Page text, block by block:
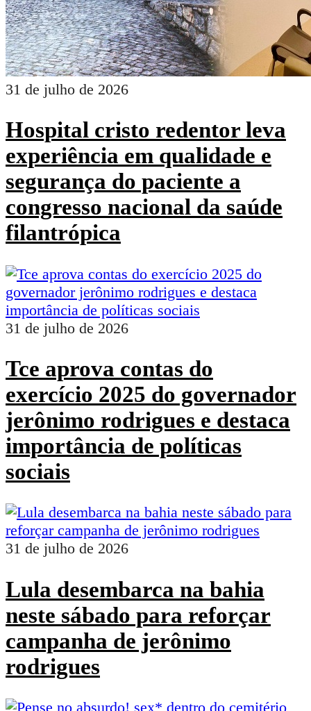
31 de julho de 2026
Hospital cristo redentor leva
experiência em qualidade e
segurança do paciente a
congresso nacional da saúde
filantrópica
31 de julho de 2026
Tce aprova contas do
exercício 2025 do governador
jerônimo rodrigues e destaca
importância de políticas
sociais
31 de julho de 2026
Lula desembarca na bahia
neste sábado para reforçar
campanha de jerônimo
rodrigues